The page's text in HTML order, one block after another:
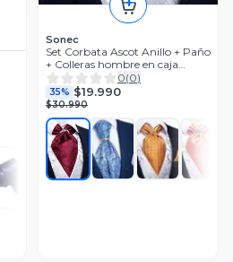
Sonec
Set Corbata Ascot Anillo + Paño
+ Colleras hombre en caja
regalo hombre0(0)
35% $19.990
$30.990